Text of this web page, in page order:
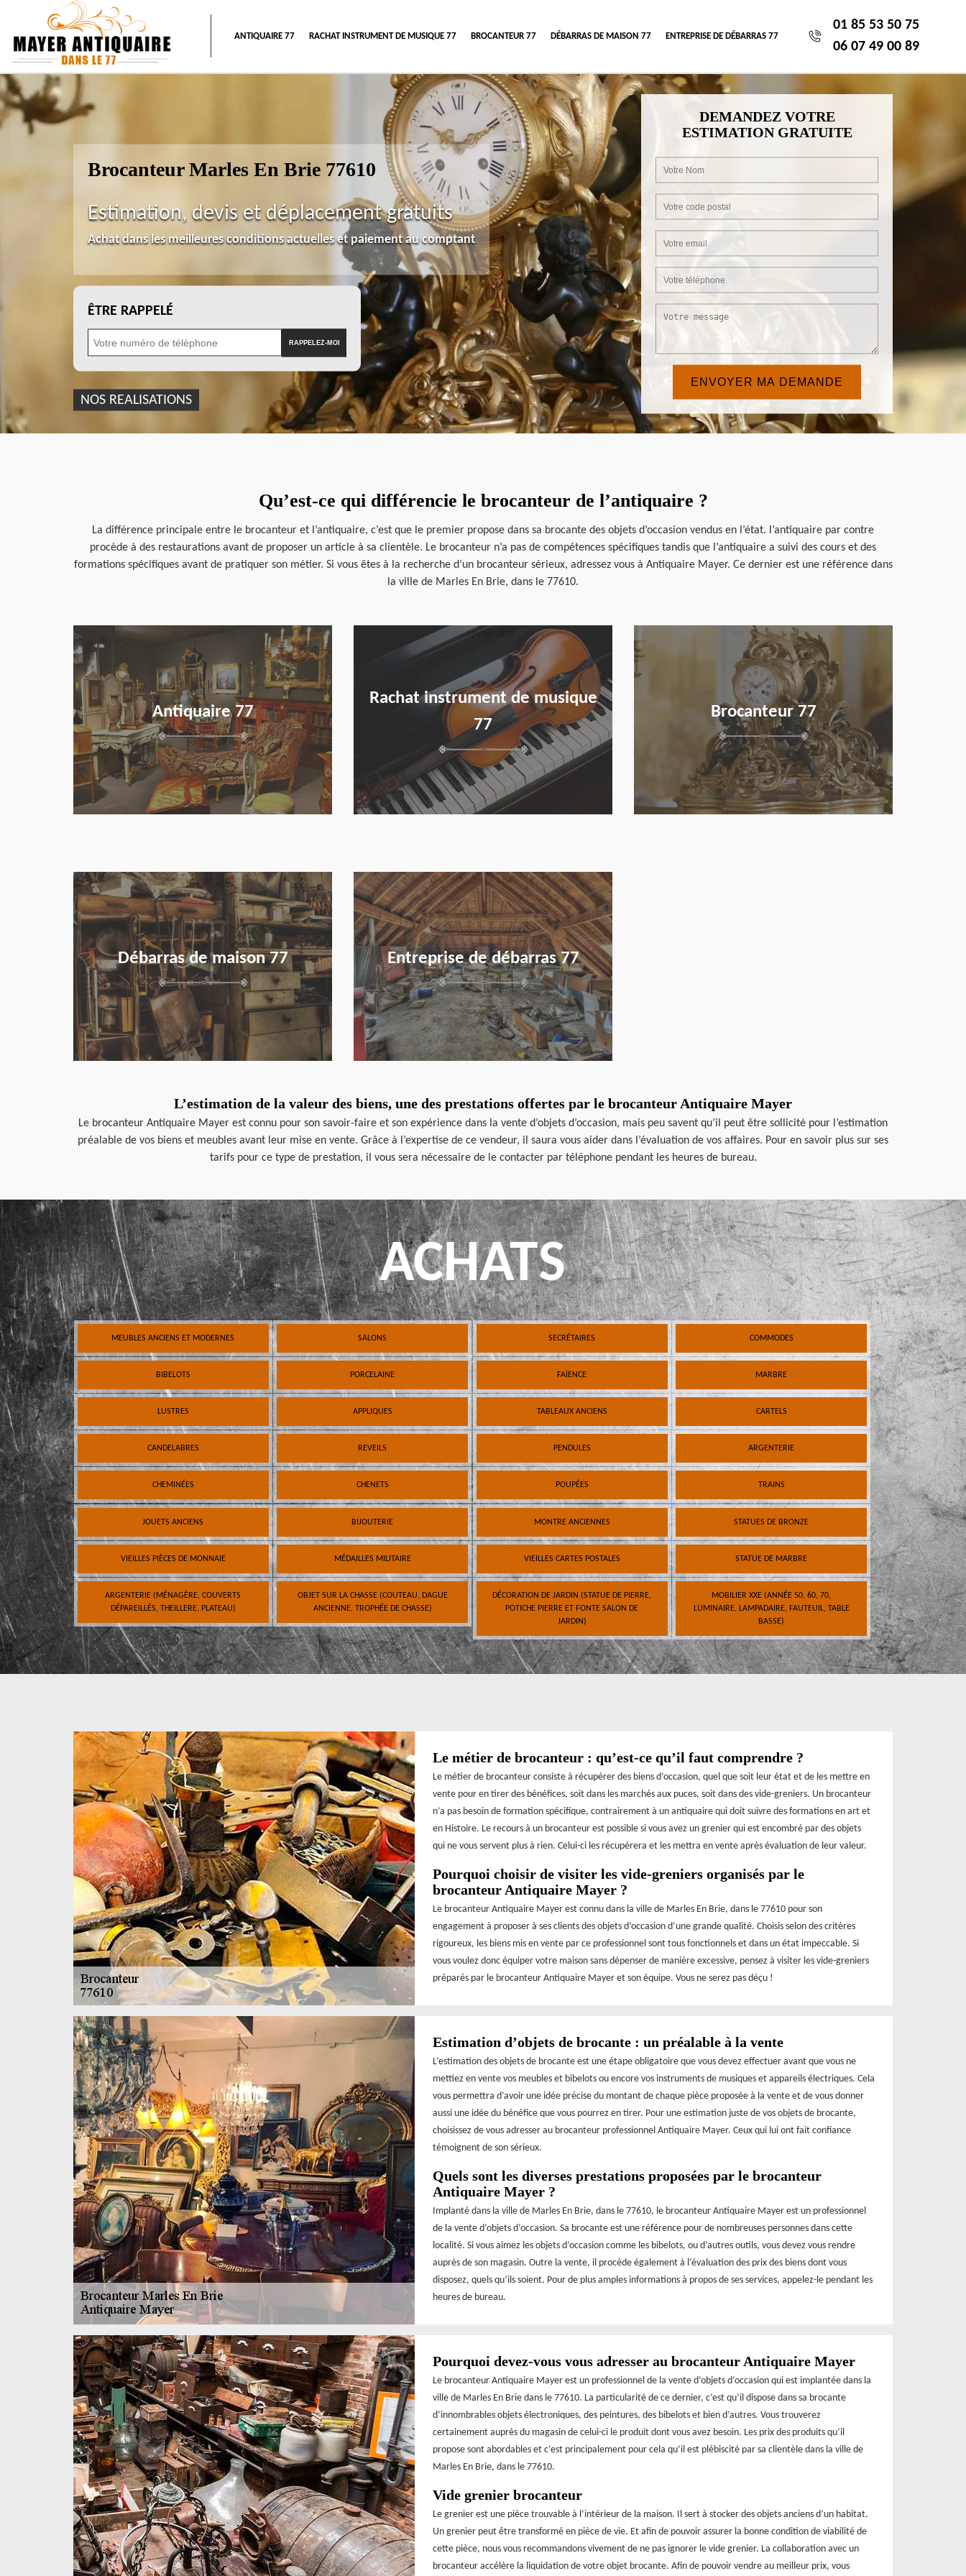
ANTIQUAIRE 77 RACHAT INSTRUMENT DE MUSIQUE 77 BROCANTEUR 77 DÉBARRAS DE MAISON 77 ENTREPRISE DE DÉBARRAS 77
01 85 53 50 75
06 07 49 00 89
Brocanteur Marles En Brie 77610
Estimation, devis et déplacement gratuits
Achat dans les meilleures conditions actuelles et paiement au comptant
ÊTRE RAPPELÉ
NOS REALISATIONS
DEMANDEZ VOTRE
ESTIMATION GRATUITE
Qu’est-ce qui différencie le brocanteur de l’antiquaire ?
La différence principale entre le brocanteur et l’antiquaire, c’est que le premier propose dans sa brocante des objets d’occasion vendus en l’état. l’antiquaire par contre
procède à des restaurations avant de proposer un article à sa clientèle. Le brocanteur n’a pas de compétences spécifiques tandis que l’antiquaire a suivi des cours et des
formations spécifiques avant de pratiquer son métier. Si vous êtes à la recherche d’un brocanteur sérieux, adressez vous à Antiquaire Mayer. Ce dernier est une référence dans
la ville de Marles En Brie, dans le 77610.
Antiquaire 77
Rachat instrument de musique
77
en savoir plus
Brocanteur 77
en savoir plus
Débarras de maison 77
en savoir plus
Entreprise de débarras 77
en savoir plus
L’estimation de la valeur des biens, une des prestations offertes par le brocanteur Antiquaire Mayer
Le brocanteur Antiquaire Mayer est connu pour son savoir-faire et son expérience dans la vente d’objets d’occasion, mais peu savent qu’il peut être sollicité pour l’estimation
préalable de vos biens et meubles avant leur mise en vente. Grâce à l’expertise de ce vendeur, il saura vous aider dans l’évaluation de vos affaires. Pour en savoir plus sur ses
tarifs pour ce type de prestation, il vous sera nécessaire de le contacter par téléphone pendant les heures de bureau.
ACHATS
MEUBLES ANCIENS ET MODERNES SALONS SECRÉTAIRES COMMODES
BIBELOTS PORCELAINE FAÏENCE MARBRE
LUSTRES APPLIQUES TABLEAUX ANCIENS CARTELS
CANDELABRES REVEILS PENDULES ARGENTERIE
CHEMINÉES CHENETS POUPÉES TRAINS
JOUETS ANCIENS BIJOUTERIE MONTRE ANCIENNES STATUES DE BRONZE
VIEILLES PIÈCES DE MONNAIE MÉDAILLES MILITAIRE VIEILLES CARTES POSTALES STATUE DE MARBRE
ARGENTERIE (MÉNAGÈRE, COUVERTS
DÉPAREILLÉS, THEILLERE, PLATEAU)
OBJET SUR LA CHASSE (COUTEAU, DAGUE
ANCIENNE, TROPHÉE DE CHASSE)
DÉCORATION DE JARDIN (STATUE DE PIERRE,
POTICHE PIERRE ET FONTE SALON DE
JARDIN)
MOBILIER XXE (ANNÉE 50, 60, 70,
LUMINAIRE, LAMPADAIRE, FAUTEUIL, TABLE
BASSE)
Le métier de brocanteur : qu’est-ce qu’il faut comprendre ?
Le métier de brocanteur consiste à récupérer des biens d’occasion, quel que soit leur état et de les mettre en
vente pour en tirer des bénéfices, soit dans les marchés aux puces, soit dans des vide-greniers. Un brocanteur
n’a pas besoin de formation spécifique, contrairement à un antiquaire qui doit suivre des formations en art et
en Histoire. Le recours à un brocanteur est possible si vous avez un grenier qui est encombré par des objets
qui ne vous servent plus à rien. Celui-ci les récupérera et les mettra en vente après évaluation de leur valeur.
Pourquoi choisir de visiter les vide-greniers organisés par le
brocanteur Antiquaire Mayer ?
Le brocanteur Antiquaire Mayer est connu dans la ville de Marles En Brie, dans le 77610 pour son
engagement à proposer à ses clients des objets d’occasion d’une grande qualité. Choisis selon des critères
rigoureux, les biens mis en vente par ce professionnel sont tous fonctionnels et dans un état impeccable. Si
vous voulez donc équiper votre maison sans dépenser de manière excessive, pensez à visiter les vide-greniers
préparés par le brocanteur Antiquaire Mayer et son équipe. Vous ne serez pas déçu !
Estimation d’objets de brocante : un préalable à la vente
L’estimation des objets de brocante est une étape obligatoire que vous devez effectuer avant que vous ne
mettiez en vente vos meubles et bibelots ou encore vos instruments de musiques et appareils électriques. Cela
vous permettra d’avoir une idée précise du montant de chaque pièce proposée à la vente et de vous donner
aussi une idée du bénéfice que vous pourrez en tirer. Pour une estimation juste de vos objets de brocante,
choisissez de vous adresser au brocanteur professionnel Antiquaire Mayer. Ceux qui lui ont fait confiance
témoignent de son sérieux.
Quels sont les diverses prestations proposées par le brocanteur
Antiquaire Mayer ?
Implanté dans la ville de Marles En Brie, dans le 77610, le brocanteur Antiquaire Mayer est un professionnel
de la vente d’objets d’occasion. Sa brocante est une référence pour de nombreuses personnes dans cette
localité. Si vous aimez les objets d’occasion comme les bibelots, ou d’autres outils, vous devez vous rendre
auprès de son magasin. Outre la vente, il procède également à l’évaluation des prix des biens dont vous
disposez, quels qu’ils soient. Pour de plus amples informations à propos de ses services, appelez-le pendant les
heures de bureau.
Pourquoi devez-vous vous adresser au brocanteur Antiquaire Mayer
Le brocanteur Antiquaire Mayer est un professionnel de la vente d’objets d’occasion qui est implantée dans la
ville de Marles En Brie dans le 77610. La particularité de ce dernier, c’est qu’il dispose dans sa brocante
d’innombrables objets électroniques, des peintures, des bibelots et bien d’autres. Vous trouverez
certainement auprès du magasin de celui-ci le produit dont vous avez besoin. Les prix des produits qu’il
propose sont abordables et c’est principalement pour cela qu’il est plébiscité par sa clientèle dans la ville de
Marles En Brie, dans le 77610.
Vide grenier brocanteur
Le grenier est une pièce trouvable à l’intérieur de la maison. Il sert à stocker des objets anciens d’un habitat.
Un grenier peut être transformé en pièce de vie. Et afin de pouvoir assurer la bonne condition de viabilité de
cette pièce, nous vous recommandons vivement de ne pas ignorer le vide grenier. La collaboration avec un
brocanteur accélère la liquidation de votre objet brocante. Afin de pouvoir vendre au meilleur prix, vous